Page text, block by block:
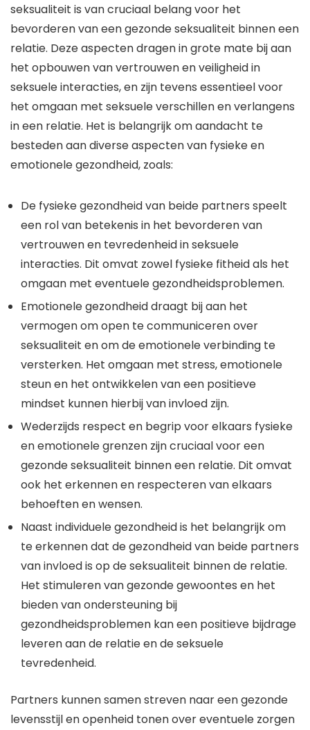
seksualiteit is van cruciaal belang voor het
bevorderen van een gezonde seksualiteit binnen een
relatie. Deze aspecten dragen in grote mate bij aan
het opbouwen van vertrouwen en veiligheid in
seksuele interacties, en zijn tevens essentieel voor
het omgaan met seksuele verschillen en verlangens
in een relatie. Het is belangrijk om aandacht te
besteden aan diverse aspecten van fysieke en
emotionele gezondheid, zoals:
De fysieke gezondheid van beide partners speelt
een rol van betekenis in het bevorderen van
vertrouwen en tevredenheid in seksuele
interacties. Dit omvat zowel fysieke fitheid als het
omgaan met eventuele gezondheidsproblemen.
Emotionele gezondheid draagt bij aan het
vermogen om open te communiceren over
seksualiteit en om de emotionele verbinding te
versterken. Het omgaan met stress, emotionele
steun en het ontwikkelen van een positieve
mindset kunnen hierbij van invloed zijn.
Wederzijds respect en begrip voor elkaars fysieke
en emotionele grenzen zijn cruciaal voor een
gezonde seksualiteit binnen een relatie. Dit omvat
ook het erkennen en respecteren van elkaars
behoeften en wensen.
Naast individuele gezondheid is het belangrijk om
te erkennen dat de gezondheid van beide partners
van invloed is op de seksualiteit binnen de relatie.
Het stimuleren van gezonde gewoontes en het
bieden van ondersteuning bij
gezondheidsproblemen kan een positieve bijdrage
leveren aan de relatie en de seksuele
tevredenheid.
Partners kunnen samen streven naar een gezonde
levensstijl en openheid tonen over eventuele zorgen